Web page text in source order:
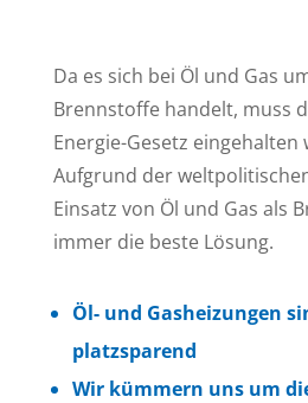
Da es sich bei Öl und Gas
Brennstoffe handelt, muss
Energie-Gesetz eingehalten
Aufgrund der
Einsatz von Öl und Gas als
immer die beste Lösung.
Öl- und Gasheizungen
platzsparend
Wir kümmern uns um